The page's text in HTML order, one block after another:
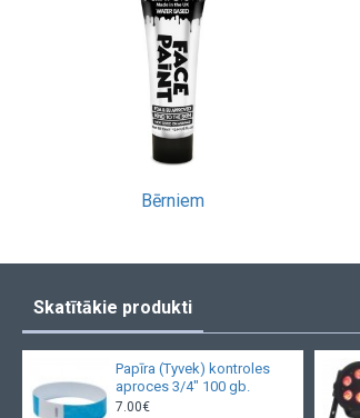
Bērniem
Skatītākie produkti
Papīra (Tyvek) kontroles
aproces 3/4" 100 gb.
7.00€